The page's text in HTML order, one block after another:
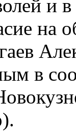
и
на
в